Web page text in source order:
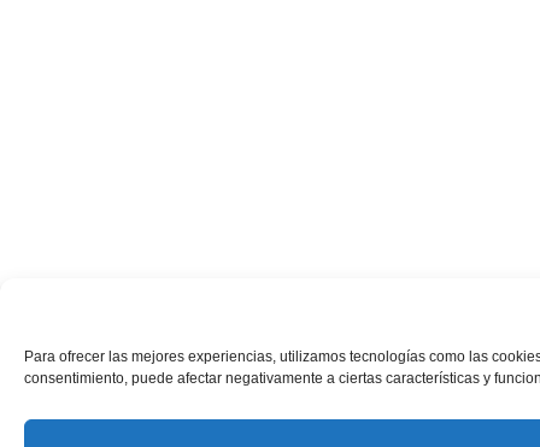
Para ofrecer las mejores experiencias, utilizamos tecnologías como las
consentimiento, puede afectar negativamente a ciertas características y